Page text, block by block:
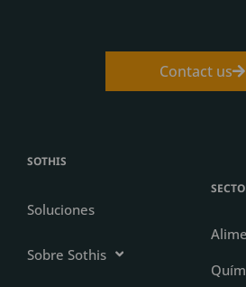
Contact us
SOTHIS
Soluciones
Sobre Sothis